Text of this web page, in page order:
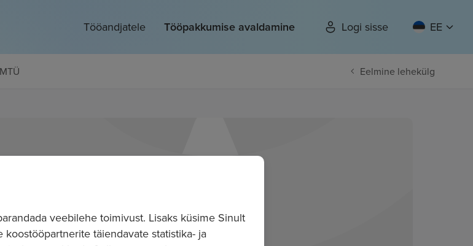
Tööandjatele Tööpakkumise avaldamine Logi sisse EE
Eelmine lehekülg
veebilehe toimivust. Lisaks küsime Sinult
täiendavate statistika- ja